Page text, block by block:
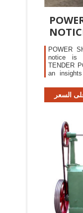
POWER
notice is
TENDER
an
MEDC
YOUR
السعر